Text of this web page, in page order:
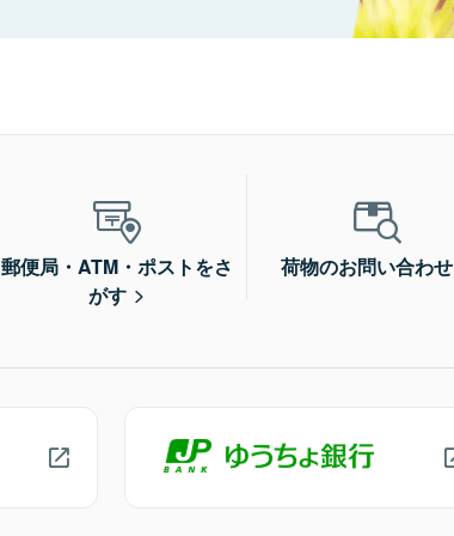
郵便局・ATM・ポストをさ
がす
荷物のお問い合わせ